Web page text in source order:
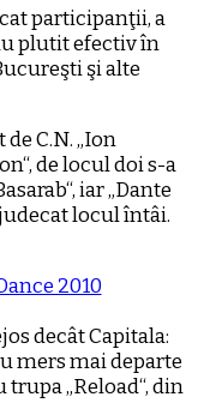
participanţii, a
plutit efectiv în
şi alte
C.N. „Ion
de locul doi s-a
iar „Dante
locul întâi.
decât Capitala:
mers mai departe
trupa „Reload“, din